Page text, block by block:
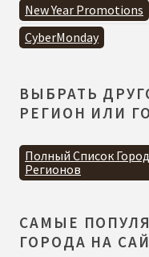
New Year Promotions
CyberMonday
ВЫБРАТЬ
РЕГИОН ИЛИ
Полный Список
Регионов
САМЫЕ
ГОРОДА НА